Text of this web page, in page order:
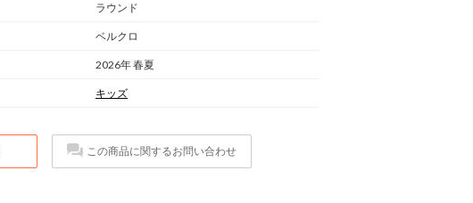
ラウンド
ベルクロ
2026年 春夏
キッズ
この商品に関するお問い合わせ